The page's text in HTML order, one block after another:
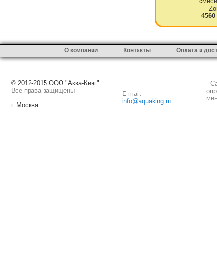
4560
О компании Контакты Оплата и
© 2012-2015 ООО "Аква-Кинг"
Все права защищены
г. Москва
E-mail:
info@aquaking.ru